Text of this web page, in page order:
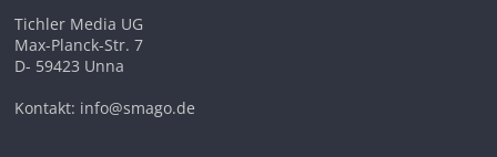
Tichler Media UG
Max-Planck-Str. 7
D- 59423 Unna
Kontakt: info@smago.de